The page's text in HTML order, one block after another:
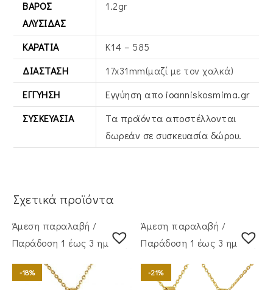
ΒΆΡΟΣ
ΑΛΥΣΊΔΑΣ
1.2gr
ΚΑΡΆΤΙΑ
Κ14 – 585
ΔΙΆΣΤΑΣΗ
17x31mm(μαζί με τον χαλκά)
ΕΓΓΎΗΣΗ
Εγγύηση απο ioanniskosmima.gr
ΣΥΣΚΕΥΑΣΊΑ
Τα προϊόντα αποστέλλονται
δωρεάν σε συσκευασία δώρου.
Σχετικά προϊόντα
Άμεση παραλαβή /
Παράδoση 1 έως 3 ημέρες
-18%
Άμεση παραλαβή /
Παράδoση 1 έως 3 ημέρες
-21%